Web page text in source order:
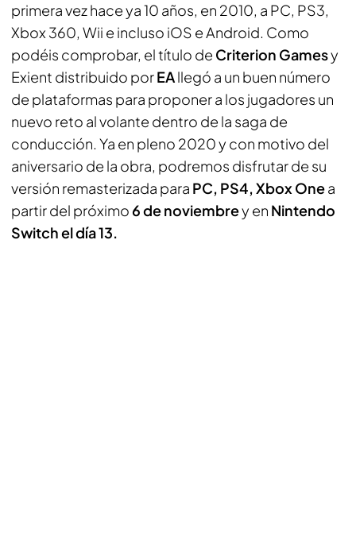
primera vez hace ya 10 años, en 2010, a PC, PS3,
Xbox 360, Wii e incluso iOS e Android. Como
podéis comprobar, el título de Criterion Gamesy
Exient distribuido porEAllegó a un buen número
de plataformas para proponer a los jugadores un
nuevo reto al volante dentro de la saga de
conducción. Ya en pleno 2020 y con motivo del
aniversario de la obra, podremos disfrutar de su
versión remasterizada para PC, PS4, Xbox Onea
partir del próximo 6 de noviembrey en Nintendo
Switch el día 13.